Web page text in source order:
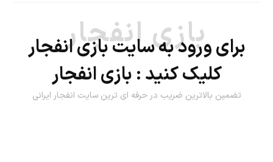
بازی انفجار
برای ورود به سایت بازی انفجار
کلیک کنید : بازی انفجار
تضمین بالاترین ضریب در حرفه ای ترین سایت انفجار ایرانی